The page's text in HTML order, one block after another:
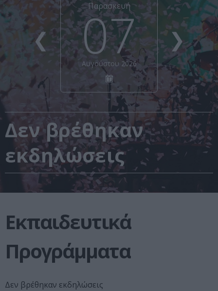
❮ ❯
Παρασκευή
07
Αυγούστου 2026
Δεν βρέθηκαν
εκδηλώσεις
Εκπαιδευτικά
Προγράμματα
Δεν βρέθηκαν εκδηλώσεις